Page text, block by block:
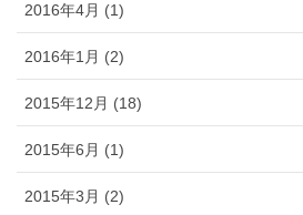
2016年4月 (1)
2016年1月 (2)
2015年12月 (18)
2015年6月 (1)
2015年3月 (2)